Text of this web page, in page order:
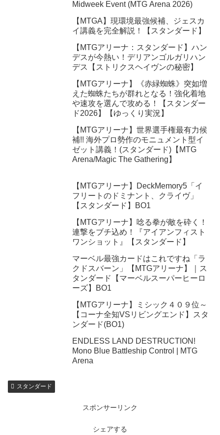
Midweek Event (MTG Arena 2026)
【MTGA】現環境最強候補、ジェスカ
イ講義を完全解説！【スタンダード】
【MTGアリーナ：スタンダード】ハン
デスが今熱い！デリアンゴルガリハン
デス【ストリクスヘイヴンの秘密】
【MTGアリーナ】《赤緑蜘蛛》突如増
えた蜘蛛たちが群れとなる！強化着地
や速攻を選んで攻める！【スタンダー
ド2026】【ゆっくり実況】
【MTGアリーナ】世界選手権最有力候
補!! 海外プロ勢作のモニュメント型イ
ゼット講義！(スタンダード)【MTG
Arena/Magic The Gathering】
【MTGアリーナ】DeckMemory5「イ
フリートのドミナント、クライヴ」
【スタンダード】BO1
【MTGアリーナ】唸る拳が敵を砕く！
連撃をブチ込め！『アイアンフィスト
ワンショット』【スタンダード】
マーベル最強カードはこれですね「ラ
クドスバーン」【MTGアリーナ】｜ス
タンダード【マーベルスーパーヒーロ
ーズ】BO1
【MTGアリーナ】ミシック４０９位～
【コーナ全知VSリビングエンド】スタ
ンダード(BO1)
ENDLESS LAND DESTRUCTION!
Mono Blue Battleship Control | MTG
Arena
スタンダード
スポンサーリンク
シェアする